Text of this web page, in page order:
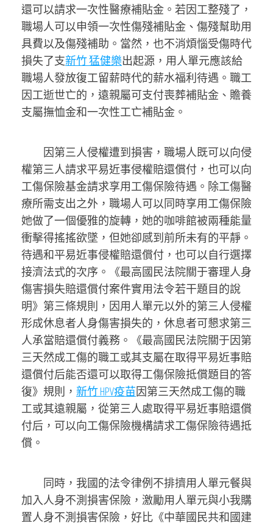
還可以請求一次性醫療補貼金。若因工整殘了，
職場人可以申領一次性傷殘補貼金、傷殘幫助用
具費以及傷殘補助。當然，也不消煩惱受傷時代
損失了支新竹 猛健樂出起源，用人單元應該給
職場人發放復工留薪時代的薪水福利待遇。職工
因工逝世亡的，遠親屬可支付喪葬補貼金、贍養
支屬撫恤金和一次性工亡補貼金。
因第三人侵權遭到損害，職場人既可以向侵
權第三人請求平易近事侵權賠還償付，也可以向
工傷保險基金請求享用工傷保險待遇。除工傷醫
療所需支出之外，職場人可以同時享用工傷保險
她做了一個優雅的旋轉，她的咖啡館被兩種能量
衝擊得搖搖欲墜，但她卻感到前所未有的平靜。
待遇和平易近事侵權賠還償付，也可以自行選擇
接濟法式的次序。《最高國民法院關于審理人身
傷害損失賠還償付案件實用法令若干題目的說
明》第三條規則，因用人單元以外的第三人侵權
形成休息者人身傷害損失的，休息者可懇求第三
人承當賠還償付義務。《最高國民法院關于因第
三天然成工傷的職工或其支屬在取得平易近事賠
還償付后能否還可以取得工傷保險抵償題目的答
復》規則， 新竹 HPV疫苗因第三天然成工傷的職
工或其遠親屬，從第三人處取得平易近事賠還償
付后，可以向工傷保險機構請求工傷保險待遇抵
償。
同時，我國的法令律例不排擠用人單元餐與
加入人身不測損害保險，激勵用人單元與小我購
置人身不測損害保險，好比《中華國民共和國建